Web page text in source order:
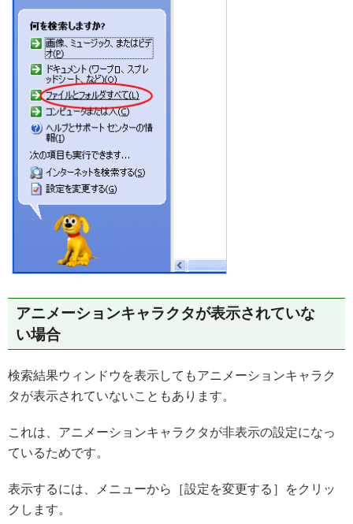
アニメーションキャラクタが表示されていな
い場合
検索結果ウィンドウを表示してもアニメーションキャラク
タが表示されていないこともあります。
これは、アニメーションキャラクタが非表示の設定になっ
ているためです。
表示するには、メニューから［設定を変更する］をクリッ
クします。